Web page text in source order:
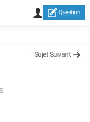
Question
Sujet Suivant